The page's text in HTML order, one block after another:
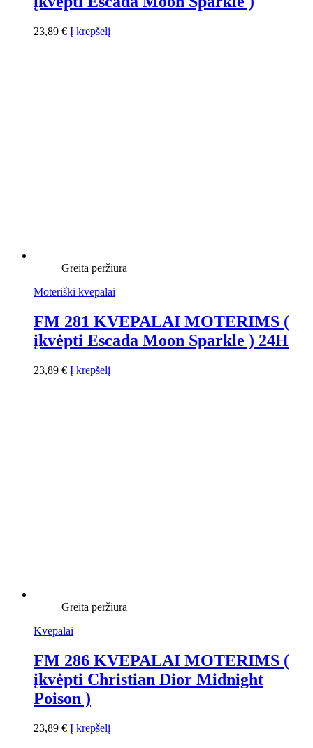
23,89 € Į krepšelį
Greita peržiūra
Moteriški kvepalai
FM 281 KVEPALAI MOTERIMS (
įkvėpti Escada Moon Sparkle ) 24H
23,89 € Į krepšelį
Greita peržiūra
Kvepalai
FM 286 KVEPALAI MOTERIMS (
įkvėpti Christian Dior Midnight
Poison )
23,89 € Į krepšelį